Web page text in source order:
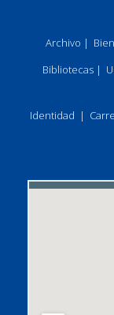
Archivo |
Bibliotecas|
Identidad |